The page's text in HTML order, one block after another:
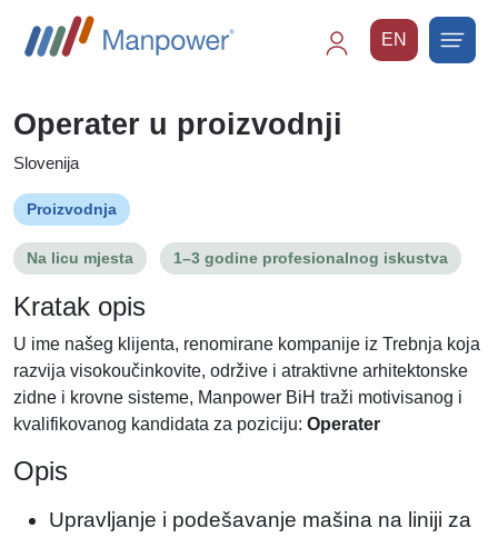
EN
Operater u proizvodnji
Slovenija
Proizvodnja
Na licu mjesta 1–3 godine profesionalnog iskustva
Kratak opis
U ime našeg klijenta, renomirane kompanije iz Trebnja koja
razvija visokoučinkovite, održive i atraktivne arhitektonske
zidne i krovne sisteme, Manpower BiH traži motivisanog i
kvalifikovanog kandidata za poziciju: Operater
Opis
Upravljanje i podešavanje mašina na liniji za